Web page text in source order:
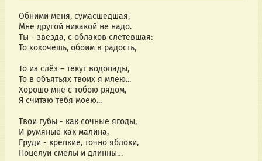
Обними меня, сумасшедшая,
Мне другой никакой не надо.
Ты - звезда, с облаков слетевшая:
То хохочешь, обоим в радость,
То из слёз – текут водопады,
То в объятьях твоих я млею...
Хорошо мне с тобою рядом,
Я считаю тебя моею...
Твои губы - как сочные ягоды,
И румяные как малина,
Груди - крепкие, точно яблоки,
Поцелуи смелы и длинны…